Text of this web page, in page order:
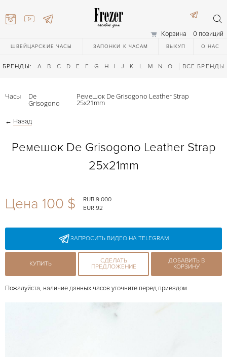
Корзина 0 позиций
ШВЕЙЦАРСКИЕ ЧАСЫ ЗАПОНКИ К ЧАСАМ ВЫКУП О НАС
БРЕНДЫ: A B C D E F G H I J K L M N O Q R S T
ВСЕ БРЕНДЫ
27-44
Часы De
Grisogono
Ремешок De Grisogono Leather Strap
25x21mm
← Назад
Ремешок De Grisogono Leather Strap
25x21mm
Цена 100 $
RUB 9 000
EUR 92
ЗАПРОСИТЬ ВИДЕО НА TELEGRAM
КУПИТЬ
СДЕЛАТЬ
ПРЕДЛОЖЕНИЕ
ДОБАВИТЬ В
КОРЗИНУ
Пожалуйста, наличие данных часов уточните перед приездом